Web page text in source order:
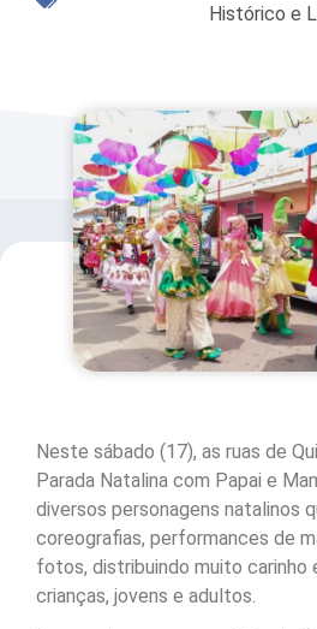
Histórico e
Neste sábado (17), as ruas de
Parada Natalina com Papai e
diversos personagens natalinos
coreografias, performances de
fotos, distribuindo muito carinho
crianças, jovens e adultos.